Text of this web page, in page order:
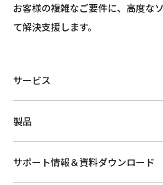
お客様の複雑なご要件に、高度な
て解決支援します。
サービス
製品
サポート情報＆資料ダウンロード